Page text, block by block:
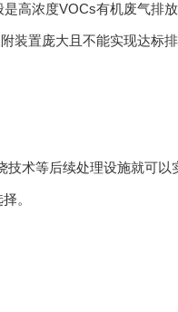
高浓度VOCs有机废气排
装置庞大且不能实现达标
术等后续处理设施就可以
。